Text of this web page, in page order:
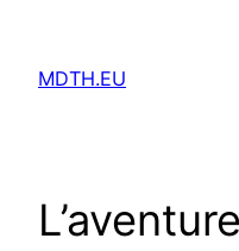
contenu
MDTH.EU